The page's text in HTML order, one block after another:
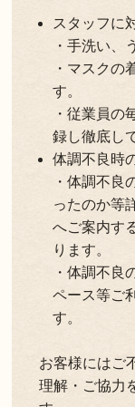
スタッフに
・手洗い、
・マスクの
す。
・従業員の
録し徹底し
体調不良時
・体調不良
ったのか等
へご案内す
ります。
・体調不良
ペース等ご
す。
お客様にはご
理解・ご協力